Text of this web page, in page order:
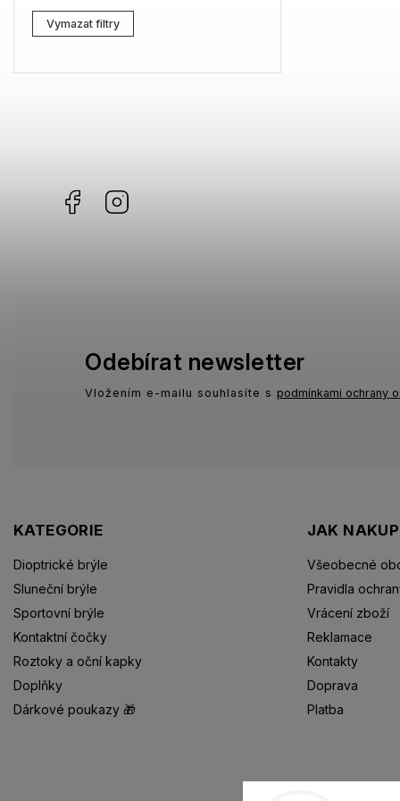
Lacoste
Marc Jacobs
Vymazat filtry
Facebook
KATEGORIE
Dioptrické brýle
Sluneční brýle
Sportovní brýle
Kontaktní čočky
Roztoky a oční kapky
Doplňky
Dárkové poukazy 🎁
JAK
Všeobecné
Pravidla
Vrácení zboží
Reklamace
Kontakty
Doprava
Platba
Odebírat newsletter
Vložením e-mailu souhlasíte s podmínkami ochrany